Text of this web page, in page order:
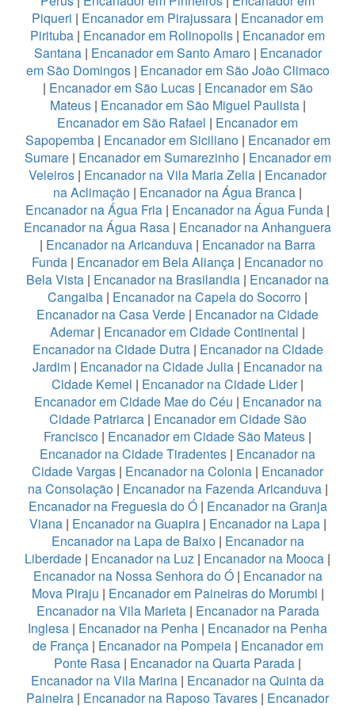
Piqueri | Encanador em Pirajussara | Encanador em
Pirituba | Encanador em Rolinopolis | Encanador em
Santana| Encanador em Santo Amaro| Encanador
em São Domingos| Encanador em São João Climaco
| Encanador em São Lucas| Encanador em São
Mateus | Encanador em São Miguel Paulista|
Encanador em São Rafael | Encanador em
Sapopemba | Encanador em Siciliano| Encanador em
Sumare| Encanador em Sumarezinho| Encanador em
Veleiros | Encanador na Vila Maria Zelia | Encanador
na Aclimação | Encanador na Água Branca |
Encanador na Água Fria | Encanador na Água Funda |
Encanador na Água Rasa | Encanador na Anhanguera
| Encanador na Aricanduva | Encanador na Barra
Funda | Encanador em Bela Aliança | Encanador no
Bela Vista | Encanador na Brasilandia | Encanador na
Cangaiba | Encanador na Capela do Socorro |
Encanador na Casa Verde | Encanador na Cidade
Ademar| Encanador em Cidade Continental |
Encanador na Cidade Dutra | Encanador na Cidade
Jardim | Encanador na Cidade Julia | Encanador na
Cidade Kemel | Encanador na Cidade Lider|
Encanador em Cidade Mae do Céu | Encanador na
Cidade Patriarca| Encanador em Cidade São
Francisco | Encanador em Cidade São Mateus |
Encanador na Cidade Tiradentes | Encanador na
Cidade Vargas | Encanador na Colonia | Encanador
na Consolação | Encanador na Fazenda Aricanduva|
Encanador na Freguesia do Ó| Encanador na Granja
Viana| Encanador na Guapira| Encanador na Lapa|
Encanador na Lapa de Baixo | Encanador na
Liberdade | Encanador na Luz | Encanador na Mooca |
Encanador na Nossa Senhora do Ó| Encanador na
Mova Piraju | Encanador em Paineiras do Morumbi |
Encanador na Vila Marieta| Encanador na Parada
Inglesa | Encanador na Penha | Encanador na Penha
de França | Encanador na Pompeia| Encanador em
Ponte Rasa | Encanador na Quarta Parada |
Encanador na Vila Marina | Encanador na Quinta da
Paineira | Encanador na Raposo Tavares | Encanador